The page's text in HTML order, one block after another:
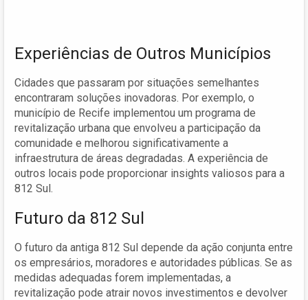
Experiências de Outros Municípios
Cidades que passaram por situações semelhantes
encontraram soluções inovadoras. Por exemplo, o
município de Recife implementou um programa de
revitalização urbana que envolveu a participação da
comunidade e melhorou significativamente a
infraestrutura de áreas degradadas. A experiência de
outros locais pode proporcionar insights valiosos para a
812 Sul.
Futuro da 812 Sul
O futuro da antiga 812 Sul depende da ação conjunta entre
os empresários, moradores e autoridades públicas. Se as
medidas adequadas forem implementadas, a
revitalização pode atrair novos investimentos e devolver